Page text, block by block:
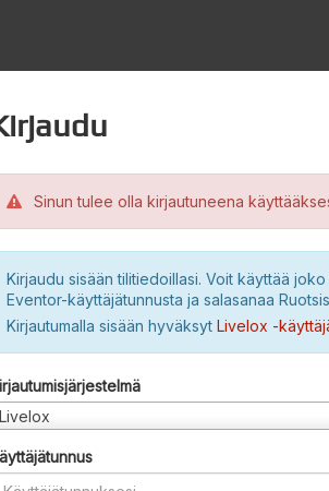
Sinun tulee olla kirjautuneena
Kirjaudu sisään tilitiedoillasi. Voit käyttää
Eventor-käyttäjätunnusta ja salasanaa
Kirjautumalla sisään hyväksyt Livelox -
Livelox